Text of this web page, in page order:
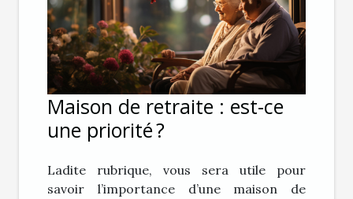
Maison de retraite : est-ce
une priorité ?
Ladite rubrique, vous sera utile pour
savoir l’importance d’une maison de